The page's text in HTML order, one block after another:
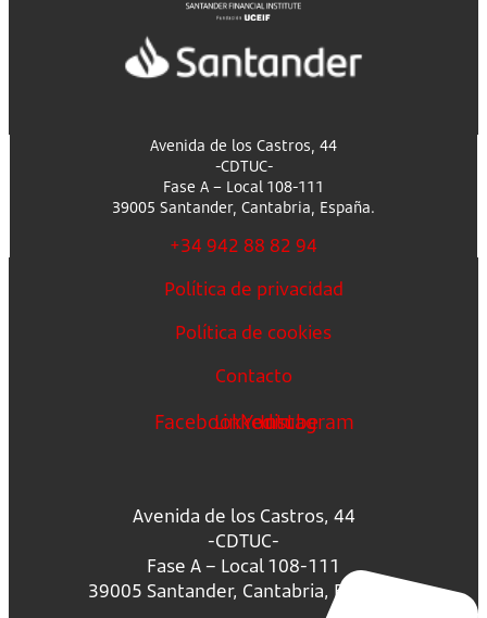
Avenida de los Castros, 44
-CDTUC-
Fase A – Local 108-111
39005 Santander, Cantabria, España.
+34 942 88 82 94
Política de privacidad
Política de cookies
Contacto
FacebookLinkedin
Youtube
Instagram
Avenida de los Castros, 44
-CDTUC-
Fase A – Local 108-111
39005 Santander, Cantabria, España.